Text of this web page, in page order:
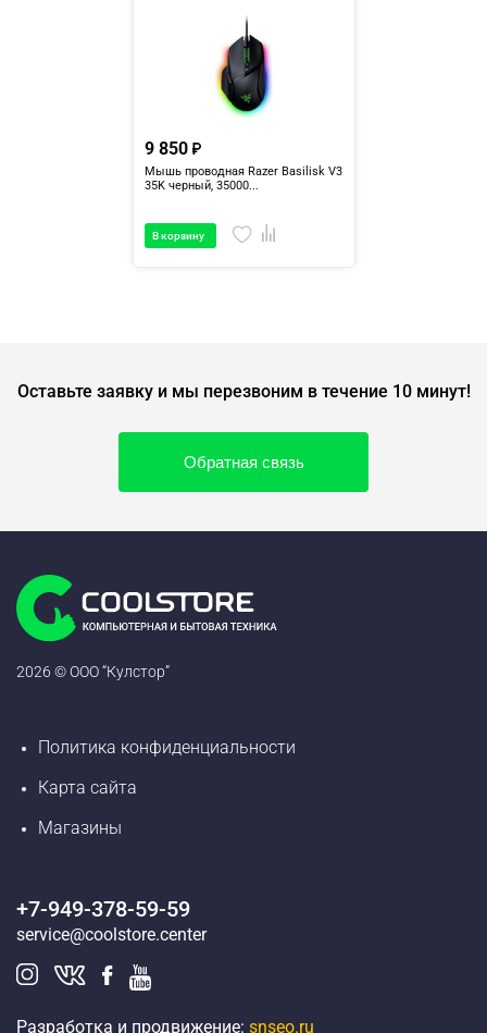
9 850
Мышь проводная Razer Basilisk V3
35K черный, 35000...
В корзину
Оставьте заявку и мы перезвоним в течение 10 минут!
Обратная связь
2026 © ООО “Кулстор”
Политика конфиденциальности
Карта сайта
Магазины
+7-949-378-59-59
service@coolstore.center
Разработка и продвижение: snseo.ru